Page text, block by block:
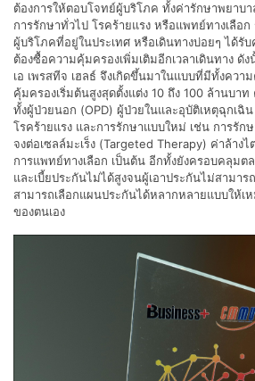
ต้องการให้ตอบโจทย์ผู้บริโภค ทั้งค่ารักษาพยาบ
การรักษาทั่วไป โรคร้ายแรง หรือแพทย์ทางเลือก
ผู้บริโภคที่อยู่ในประเทศ หรือเดินทางบ่อยๆ ได้รั
ต้องซื้อความคุ้มครองเพิ่มเติมอีกเวลาเดินทาง ดั
เอ เพรสทีจ เฮลธ์ จึงเกิดขึ้นมาในแบบที่มีทั้งควา
คุ้มครองเริ่มต้นสูงสุดตั้งแต่ง 10 ถึง 100 ล้านบา
ทั้งผู้ป่วยนอก (OPD) ผู้ป่วยในและอุบัติเหตุฉุกเฉิ
โรคร้ายแรง และการรักษาแบบใหม่ เช่น การรัก
จงต่อเซลล์มะเร็ง (Targeted Therapy) ค่าล้าง
การแพทย์ทางเลือก เป็นต้น อีกทั้งยังครอบคลุม
และเบี้ยประกันไม่ได้สูงจนผู้เอาประกันไม่สามาร
สามารถเลือกแผนประกันได้หลากหลายแบบให้เ
ของตนเอง